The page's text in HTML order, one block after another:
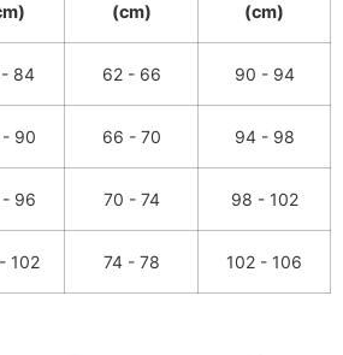
(cm)
(cm)
84 62 - 66 90 - 94
90 66 - 70 94 - 98
96 70 - 74 98 - 102
102 74 - 78 102 - 106